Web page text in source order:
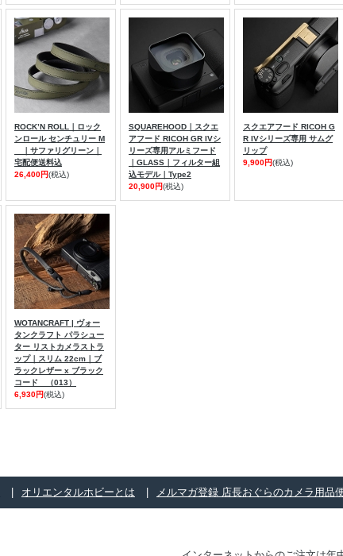
ROCK’N ROLL｜ロック
ンロール センチュリー M
｜サファリグリーン｜
宅配便送料込
26,400円(税込)
SQUAREHOOD｜スクエ
アフード RICOH GR IVシ
リーズ専用アルミフード
｜GLASS｜フィルター組
込モデル｜Type2
20,900円(税込)
スクエアフード RICOH G
R IVシリーズ専用 サムグ
リップ
9,900円(税込)
WOTANCRAFT | ヴォー
タンクラフト パラシュー
ター リストカメラストラ
ップ｜スリム 22cm｜ブ
ラックレザー x ブラック
コード （013）
6,930円(税込)
オリエンタルホビーとは メルマガ登録 店長おぐらのカメラ用品